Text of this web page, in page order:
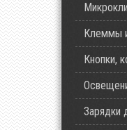
Клеммы
Кнопки,
Зарядки